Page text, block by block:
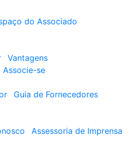
do Associado
Vantagens
Associe-se
Guia de Fornecedores
Assessoria de Imprensa